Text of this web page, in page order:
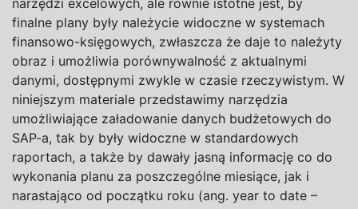
narzędzi excelowych, ale równie istotne jest, by
finalne plany były należycie widoczne w systemach
finansowo-księgowych, zwłaszcza że daje to należyty
obraz i umożliwia porównywalność z aktualnymi
danymi, dostępnymi zwykle w czasie rzeczywistym. W
niniejszym materiale przedstawimy narzędzia
umożliwiające załadowanie danych budżetowych do
SAP-a, tak by były widoczne w standardowych
raportach, a także by dawały jasną informację co do
wykonania planu za poszczególne miesiące, jak i
narastająco od początku roku (ang. year to date –